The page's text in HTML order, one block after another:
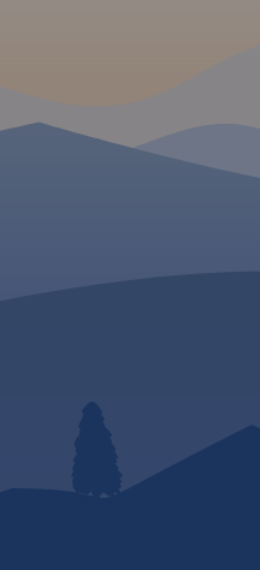
Chełmżę, Świecie,
Golub-Dobrzyń oraz
Rok